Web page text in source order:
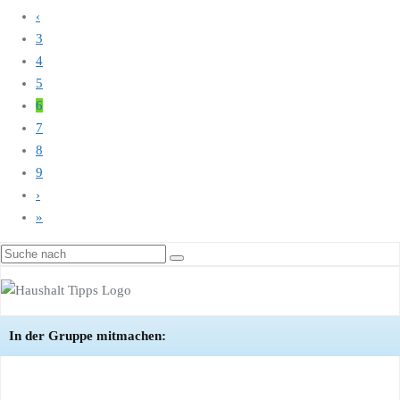
‹
3
4
5
6
7
8
9
›
»
In der Gruppe mitmachen: